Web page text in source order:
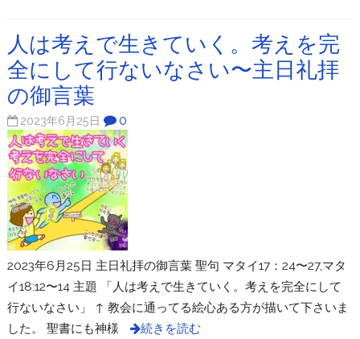
人は考えで生きていく。考えを完
全にして行ないなさい〜主日礼拝
の御言葉
2023年6月25日 0
2023年6月25日 主日礼拝の御言葉 聖句 マタイ17：24〜27,マタ
イ18:12〜14 主題 「人は考えで生きていく。考えを完全にして
行ないなさい」 ↑ 教会に通ってる絵心ある方が描いて下さいま
した。 聖書にも神様
続きを読む